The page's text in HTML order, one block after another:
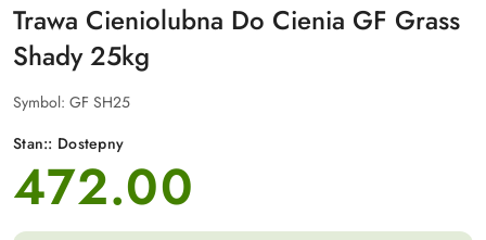
Trawa Cieniolubna Do Cienia GF Grass
Shady 25kg
Symbol: GF SH25
Stan:: Dostepny
cena:
472.00